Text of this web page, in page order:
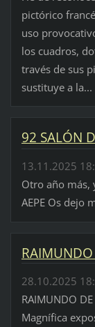
pictórico
uso
los cuadros,
través de sus
sustituye a la...
92 SALÓN
13.11.2025
Otro año más,
AEPE Os dejo
28.10.2025
RAIMUNDO
Magnífica